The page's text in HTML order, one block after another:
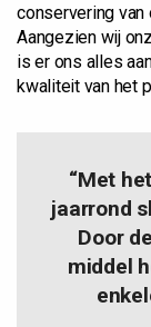
conservering
Aangezien wij
is er ons alles
kwaliteit van het
“Met
jaarrond
Door
middel